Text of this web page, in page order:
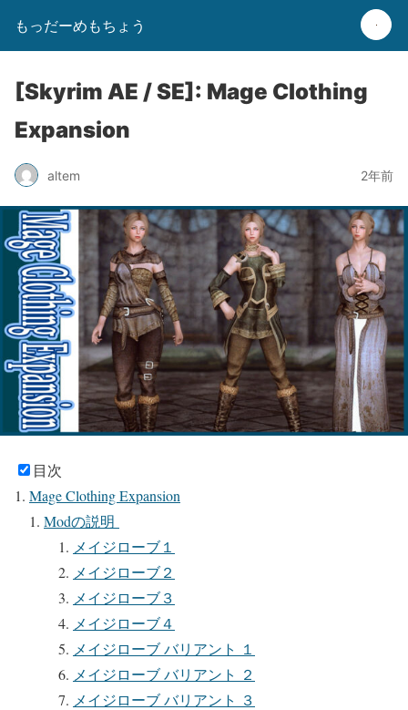
もっだーめもちょう
[Skyrim AE / SE]: Mage Clothing
Expansion
altem 2年前
目次
Mage Clothing Expansion
Modの説明
メイジローブ１
メイジローブ２
メイジローブ３
メイジローブ４
メイジローブ バリアント １
メイジローブ バリアント ２
メイジローブ バリアント ３